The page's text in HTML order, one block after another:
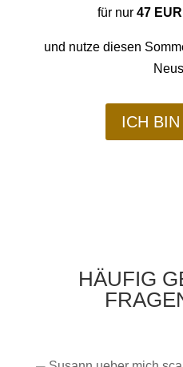
für nur47
und nutze diesen
ICH
HÄUFIG